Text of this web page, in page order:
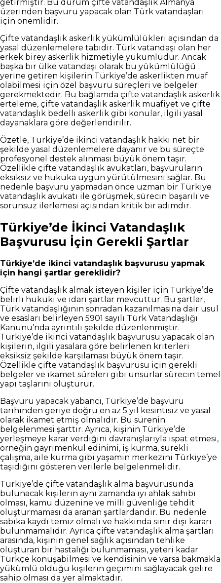
getirmiştir. Bu durum çifte vatandaşlık Almanya
üzerinden başvuru yapacak olan Türk vatandaşları
için önemlidir.
Çifte vatandaşlık askerlik yükümlülükleri açısından da
yasal düzenlemelere tabidir. Türk vatandaşı olan her
erkek birey askerlik hizmetiyle yükümlüdür. Ancak
başka bir ülke vatandaşı olarak bu yükümlülüğü
yerine getiren kişilerin Türkiye’de askerlikten muaf
olabilmesi için özel başvuru süreçleri ve belgeler
gerekmektedir. Bu bağlamda çifte vatandaşlık askerlik
erteleme, çifte vatandaşlık askerlik muafiyet ve çifte
vatandaşlık bedelli askerlik gibi konular, ilgili yasal
dayanaklara göre değerlendirilir.
Özetle, Türkiye’de ikinci vatandaşlık hakkı net bir
şekilde yasal düzenlemelere dayanır ve bu süreçte
profesyonel destek alınması büyük önem taşır.
Özellikle çifte vatandaşlık avukatları, başvuruların
eksiksiz ve hukuka uygun yürütülmesini sağlar. Bu
nedenle başvuru yapmadan önce uzman bir Türkiye
vatandaşlık avukatı ile görüşmek, sürecin başarılı ve
sorunsuz ilerlemesi açısından kritik bir adımdır.
Türkiye’de İkinci Vatandaşlık
Başvurusu İçin Gerekli Şartlar
Türkiye’de ikinci vatandaşlık başvurusu yapmak
için hangi şartlar gereklidir?
Çifte vatandaşlık almak isteyen kişiler için Türkiye’de
belirli hukuki ve idari şartlar mevcuttur. Bu şartlar,
Türk vatandaşlığının sonradan kazanılmasına dair usul
ve esasları belirleyen 5901 sayılı Türk Vatandaşlığı
Kanunu’nda ayrıntılı şekilde düzenlenmiştir.
Türkiye’de ikinci vatandaşlık başvurusu yapacak olan
kişilerin, ilgili yasalara göre belirlenen kriterleri
eksiksiz şekilde karşılaması büyük önem taşır.
Özellikle çifte vatandaşlık başvurusu için gerekli
belgeler ve ikamet süreleri gibi unsurlar sürecin temel
yapı taşlarını oluşturur.
Başvuru yapacak yabancı, Türkiye’de başvuru
tarihinden geriye doğru en az 5 yıl kesintisiz ve yasal
olarak ikamet etmiş olmalıdır. Bu sürenin
belgelenmesi şarttır. Ayrıca, kişinin Türkiye’de
yerleşmeye karar verdiğini davranışlarıyla ispat etmesi,
örneğin gayrimenkul edinimi, iş kurma, sürekli
çalışma, aile kurma gibi yaşamın merkezini Türkiye’ye
taşıdığını gösteren verilerle belgelenmelidir.
Türkiye’de çifte vatandaşlık alma başvurusunda
bulunacak kişilerin aynı zamanda iyi ahlak sahibi
olması, kamu düzenine ve milli güvenliğe tehdit
oluşturmaması da aranan şartlardandır. Bu nedenle
sabıka kaydı temiz olmalı ve hakkında sınır dışı kararı
bulunmamalıdır. Ayrıca çifte vatandaşlık alma şartları
arasında, kişinin genel sağlık açısından tehlike
oluşturan bir hastalığı bulunmaması, yeteri kadar
Türkçe konuşabilmesi ve kendisinin ve varsa bakmakla
yükümlü olduğu kişilerin geçimini sağlayacak gelire
sahip olması da yer almaktadır.